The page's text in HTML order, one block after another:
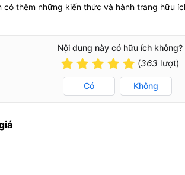
thêm những kiến ​​thức và hành trang hữu
Nội dung này có hữu ích không?
(363 lượt)
Có Không